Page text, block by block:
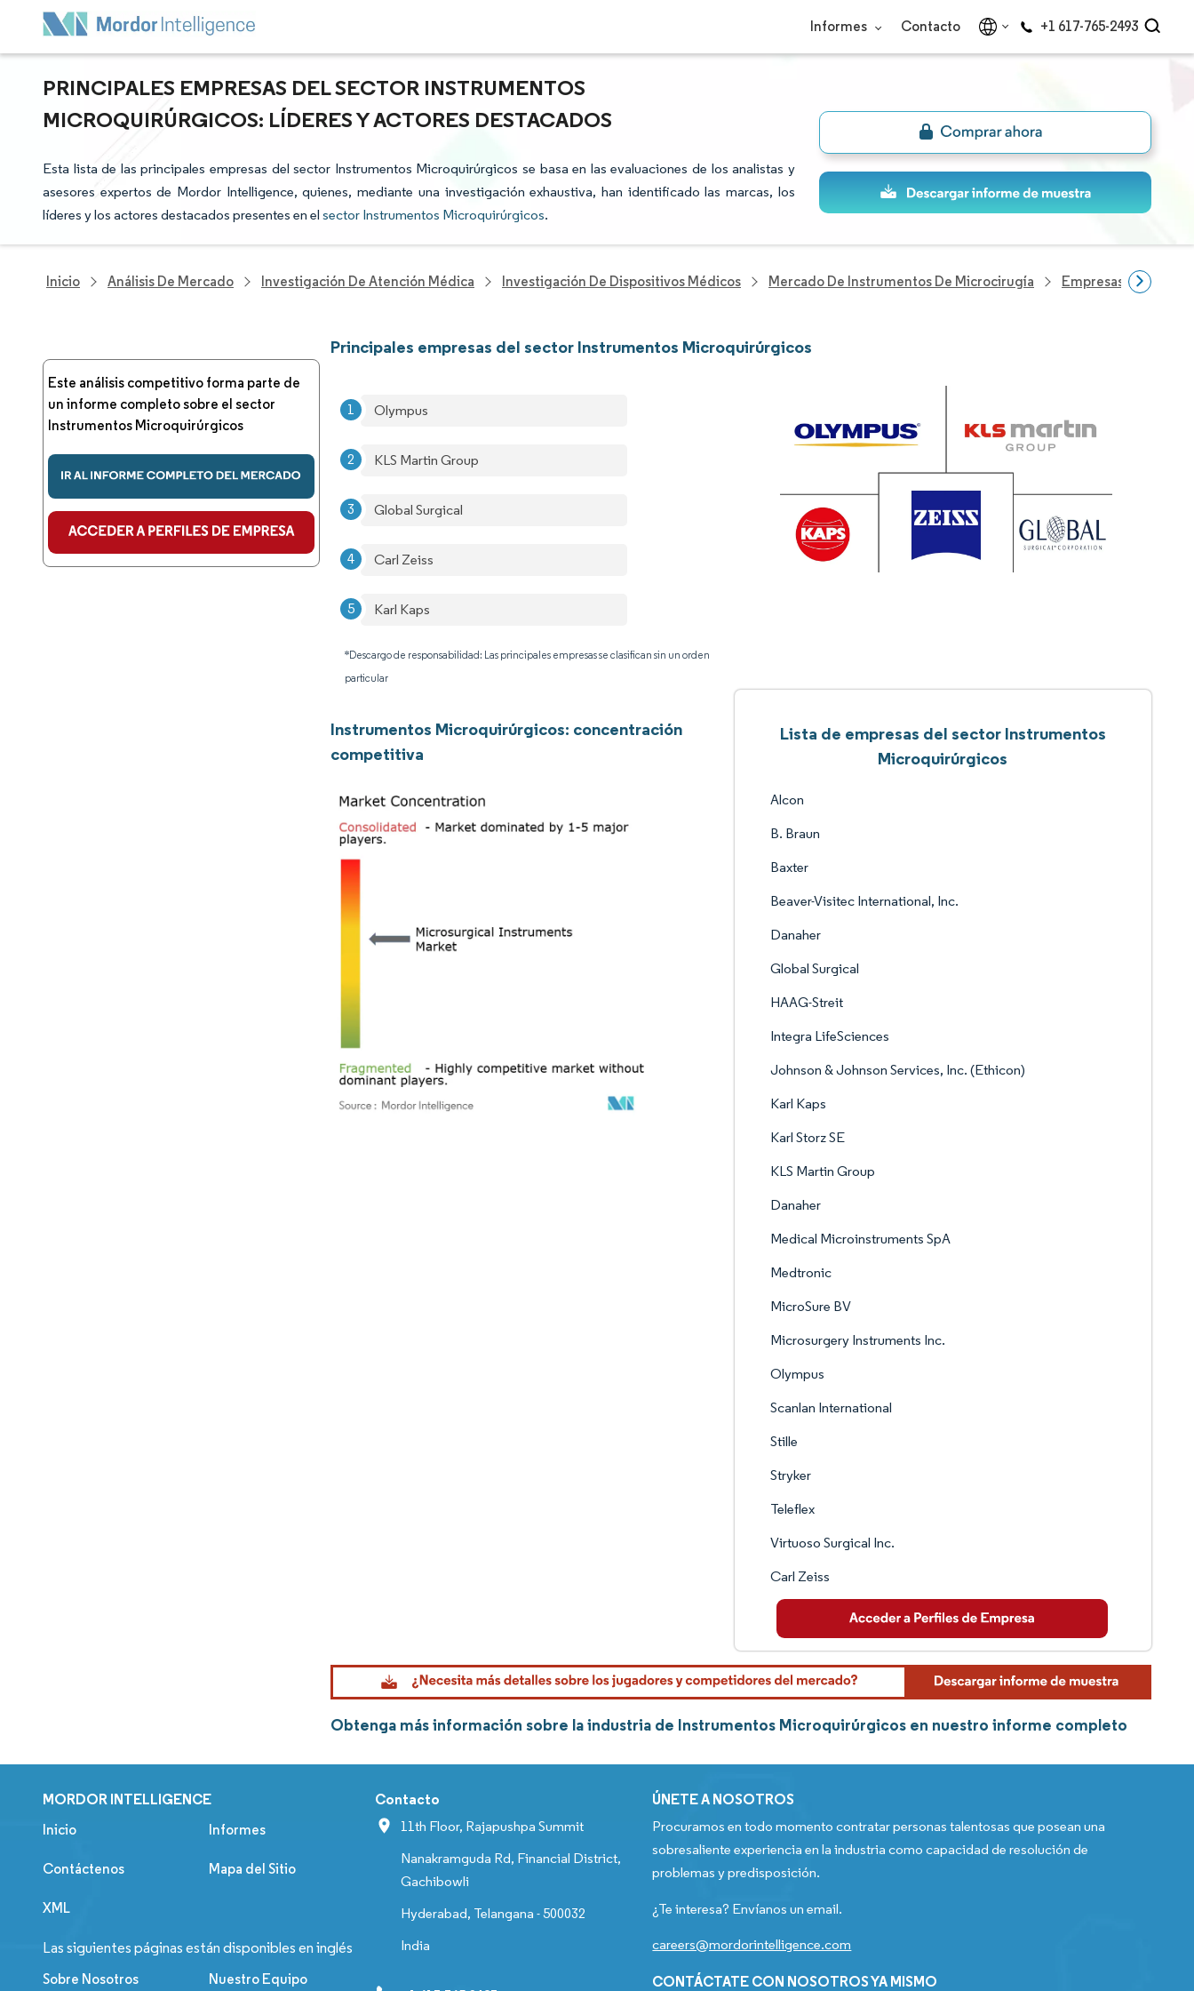
Informes Contacto +1 617-765-2493
PRINCIPALES EMPRESAS DEL SECTOR INSTRUMENTOS
MICROQUIRÚRGICOS: LÍDERES Y ACTORES DESTACADOS
Esta lista de las principales empresas del sector Instrumentos Microquirúrgicos se basa en las evaluaciones de los analistas y
asesores expertos de Mordor Intelligence, quienes, mediante una investigación exhaustiva, han identificado las marcas, los
líderes y los actores destacados presentes en el sector Instrumentos Microquirúrgicos.
Inicio Análisis De Mercado Investigación De Atención Médica Investigación De Dispositivos Médicos Mercado De Instrumentos De Microcirugía Empresas Del
Este análisis competitivo forma parte de
un informe completo sobre el sector
Instrumentos Microquirúrgicos
Principales empresas del sector Instrumentos Microquirúrgicos
Olympus
KLS Martin Group
Global Surgical
Carl Zeiss
Karl Kaps
*Descargo de responsabilidad: Las principales empresas se clasifican sin un orden
particular
Instrumentos Microquirúrgicos: concentración
competitiva
Lista de empresas del sector Instrumentos
Microquirúrgicos
Alcon
B. Braun
Baxter
Beaver-Visitec International, Inc.
Danaher
Global Surgical
HAAG-Streit
Integra LifeSciences
Johnson & Johnson Services, Inc. (Ethicon)
Karl Kaps
Karl Storz SE
KLS Martin Group
Danaher
Medical Microinstruments SpA
Medtronic
MicroSure BV
Microsurgery Instruments Inc.
Olympus
Scanlan International
Stille
Stryker
Teleflex
Virtuoso Surgical Inc.
Carl Zeiss
Obtenga más información sobre la industria de Instrumentos Microquirúrgicos en nuestro informe completo
MORDOR INTELLIGENCE
Inicio Informes
Contáctenos Mapa del Sitio
XML
Las siguientes páginas están disponibles en inglés
Sobre Nosotros Nuestro Equipo
Contacto
11th Floor, Rajapushpa Summit
Nanakramguda Rd, Financial District,
Gachibowli
Hyderabad, Telangana - 500032
India
ÚNETE A NOSOTROS
Procuramos en todo momento contratar personas talentosas que posean una
sobresaliente experiencia en la industria como capacidad de resolución de
problemas y predisposición.
¿Te interesa? Envíanos un email.
careers@mordorintelligence.com
CONTÁCTATE CON NOSOTROS YA MISMO